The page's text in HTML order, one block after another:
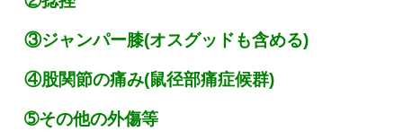
③ジャンパー膝(オスグッドも含める)
④股関節の痛み(鼠径部痛症候群)
➄その他の外傷等